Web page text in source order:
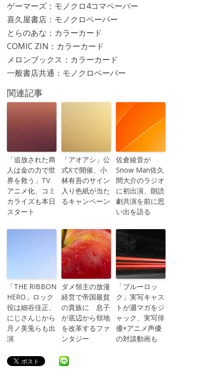
ゲーマーズ：モノクロ4コマペーパー
喜久屋書店：モノクロペーパー
とらのあな：カラーカード
COMIC ZIN：カラーカード
メロンブックス：カラーカード
一般書店共通：モノクロペーパー
関連記事
「追放された商
人は金の力で世
界を救う」TV
アニメ化、コミ
カライズも本日
スタート
「アオアシ」公
式Xで開催、小
林有吾のサイン
入り色紙が当た
るキャンペーン
佐倉綾音が
Snow Man佐久
間大介のラジオ
に初出演、朗読
劇共演を前に思
い出を語る
「THE RIBBON
HERO」ロック
役は細谷佳正、
にじさんじから
月ノ美兎らも出
演
ダメ領主の放漫
経営で帝国最貧
の貴族に 息子
が底辺から領地
を改革するファ
ンタジー
「ブルーロッ
ク」実写キャス
トが週マガをジ
ャック、実写俳
優×アニメ声優
の対談動画も